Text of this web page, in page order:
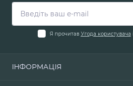
Я прочитав Угода користувача
ІНФОРМАЦІЯ